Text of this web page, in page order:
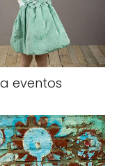
eventos